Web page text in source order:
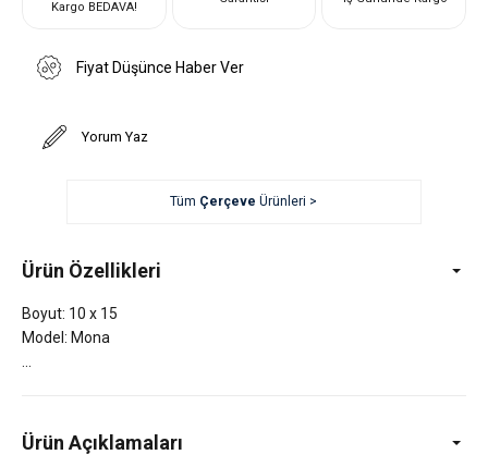
Kargo BEDAVA!
Fiyat Düşünce Haber Ver
Yorum Yaz
Tüm Çerçeve Ürünleri >
Ürün Özellikleri
Boyut: 10 x 15
Model: Mona
Ürün Açıklamaları